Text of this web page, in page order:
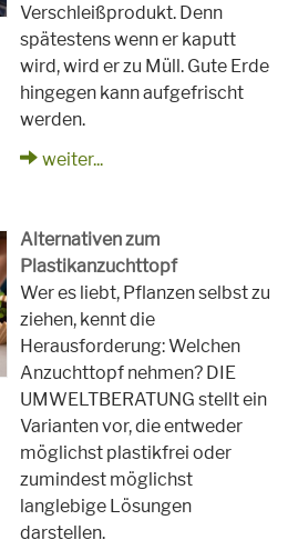
Verschleißprodukt. Denn
spätestens wenn er kaputt
wird, wird er zu Müll. Gute Erde
hingegen kann aufgefrischt
werden.
weiter...
Alternativen zum
Plastikanzuchttopf
Wer es liebt, Pflanzen selbst zu
ziehen, kennt die
Herausforderung: Welchen
Anzuchttopf nehmen? DIE
UMWELTBERATUNG stellt ein
Varianten vor, die entweder
möglichst plastikfrei oder
zumindest möglichst
langlebige Lösungen
darstellen.